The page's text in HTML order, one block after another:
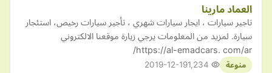
العماد مارينا
تاجير سيارات ، ايجار سيارات شهري ، تأجير سيارات رخيص، استئجار
سيارة. لمزيد من المعلومات يرجي زيارة موقعنا الالكتروني
https://al-emadcars. com/ar/
منوعة 2019-12-19